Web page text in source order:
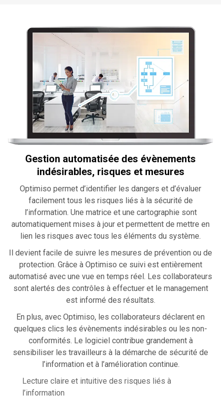
Gestion automatisée des évènements
indésirables, risques et mesures
Optimiso permet d’identifier les dangers et d’évaluer
facilement tous les risques liés à la sécurité de
l’information. Une matrice et une cartographie sont
automatiquement mises à jour et permettent de mettre en
lien les risques avec tous les éléments du système.
Il devient facile de suivre les mesures de prévention ou de
protection. Grâce à Optimiso ce suivi est entièrement
automatisé avec une vue en temps réel. Les collaborateurs
sont alertés des contrôles à effectuer et le management
est informé des résultats.
En plus, avec Optimiso, les collaborateurs déclarent en
quelques clics les évènements indésirables ou les non-
conformités. Le logiciel contribue grandement à
sensibiliser les travailleurs à la démarche de sécurité de
l’information et à l’amélioration continue.
Lecture claire et intuitive des risques liés à
l’information